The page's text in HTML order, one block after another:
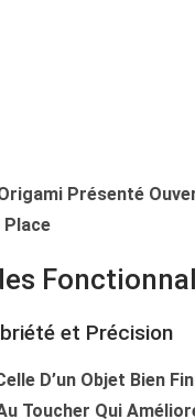
Présenté
Place
et Précision
D’un Objet Bien
Toucher Qui